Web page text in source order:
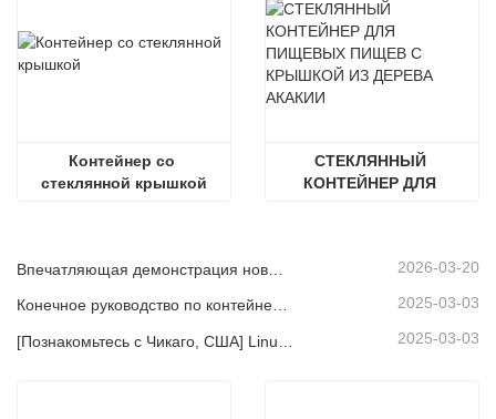
Контейнер со
стеклянной крышкой
СТЕКЛЯННЫЙ
КОНТЕЙНЕР ДЛЯ
2026-03-20
Конечное руководство по контейнерам с высоким боросиликатным стеклянным хранением 2025-03-03
2025-03-03